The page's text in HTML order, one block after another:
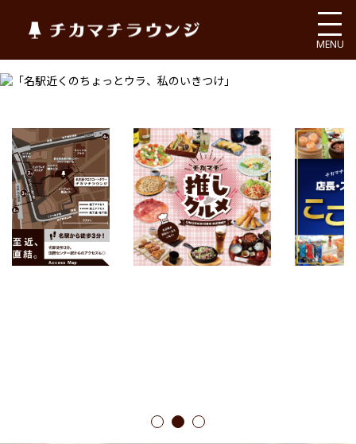
チカマチラウンジ
MENU
1 2 3